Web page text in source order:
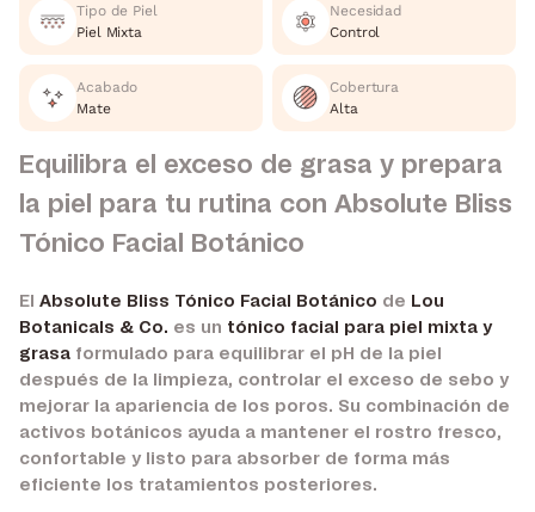
Tipo de Piel
Piel Mixta
Necesidad
Control
Acabado
Mate
Cobertura
Alta
Equilibra el exceso de grasa y prepara
la piel para tu rutina con Absolute Bliss
Tónico Facial Botánico
El Absolute Bliss Tónico Facial Botánico de Lou
Botanicals & Co. es un tónico facial para piel mixta y
grasa formulado para equilibrar el pH de la piel
después de la limpieza, controlar el exceso de sebo y
mejorar la apariencia de los poros. Su combinación de
activos botánicos ayuda a mantener el rostro fresco,
confortable y listo para absorber de forma más
eficiente los tratamientos posteriores.